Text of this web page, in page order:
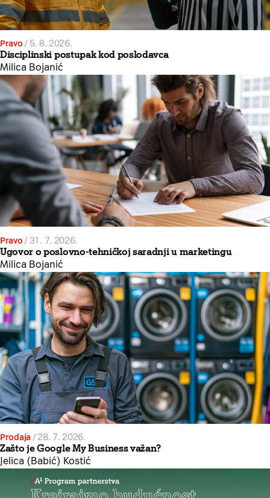
Pravo / 5. 8. 2026.
Disciplinski postupak kod poslodavca
Milica Bojanić
Pravo / 31. 7. 2026.
Ugovor o poslovno-tehničkoj saradnji u marketingu
Milica Bojanić
Prodaja /28. 7. 2026.
Zašto je Google My Business važan?
Jelica (Babić) Kostić